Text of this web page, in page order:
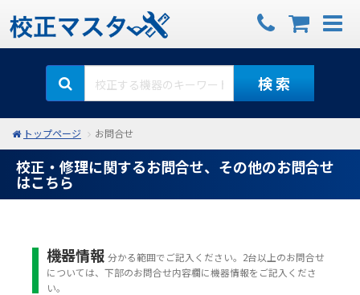
検 索
トップページ お問合せ
校正・修理に関するお問合せ、その他のお問合せ
はこちら
機器情報 分かる範囲でご記入ください。2台以上のお問合せ
については、下部のお問合せ内容欄に機器情報をご記入くださ
い。